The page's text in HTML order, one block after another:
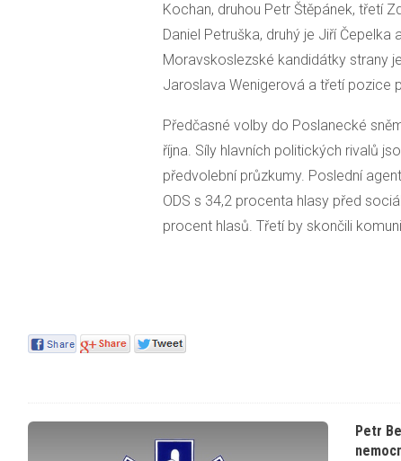
Kochan, druhou Petr Štěpánek, třetí
Daniel Petruška, druhý je Jiří Čepelka
Moravskoslezské kandidátky strany
Jaroslava Wenigerová a třetí pozice
Předčasné volby do Poslanecké
října. Síly hlavních politických rivalů
předvolební průzkumy. Poslední
ODS s 34,2 procenta hlasy před
procent hlasů. Třetí by skončili
Petr